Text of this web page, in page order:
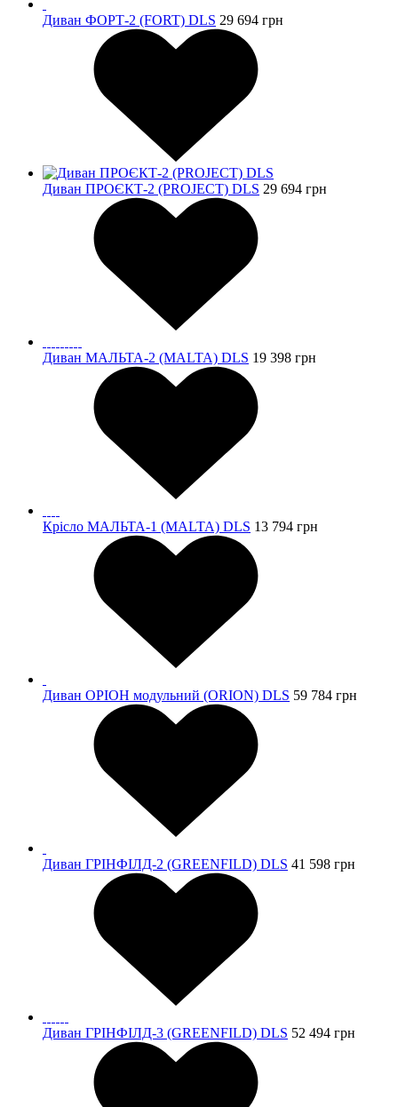
Диван ФОРТ-2 (FORT) DLS 29 694 грн
Диван ПРОЄКТ-2 (PROJECT) DLS 29 694 грн
Диван МАЛЬТА-2 (MALTA) DLS 19 398 грн
Крісло МАЛЬТА-1 (MALTA) DLS 13 794 грн
Диван ОРІОН модульний (ORION) DLS 59 784 грн
Диван ГРІНФІЛД-2 (GREENFILD) DLS 41 598 грн
Диван ГРІНФІЛД-3 (GREENFILD) DLS 52 494 грн